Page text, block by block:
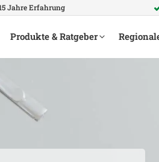
Jahre Erfahrung
Produkte & Ratgeber